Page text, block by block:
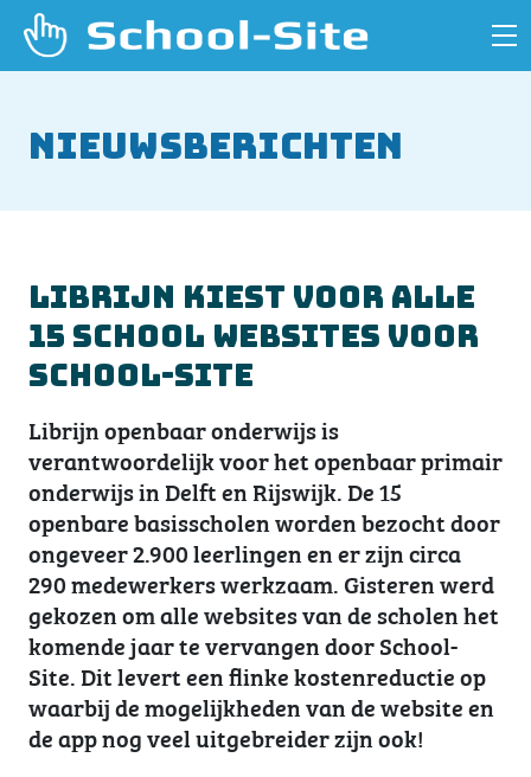
Nieuwsberichten
Librijn kiest voor alle
15 school websites voor
School-Site
Librijn openbaar onderwijs is
verantwoordelijk voor het openbaar primair
onderwijs in Delft en Rijswijk. De 15
openbare basisscholen worden bezocht door
ongeveer 2.900 leerlingen en er zijn circa
290 medewerkers werkzaam. Gisteren werd
gekozen om alle websites van de scholen het
komende jaar te vervangen door School-
Site. Dit levert een flinke kostenreductie op
waarbij de mogelijkheden van de website en
de app nog veel uitgebreider zijn ook!